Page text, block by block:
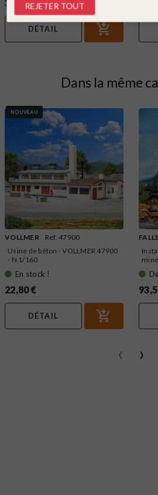
37,99 €
DÉTAIL
Dans la même
NOUVEAU
VOLLMER
Ref. 47900
Usine de béton - VOLLMER 47900
- N 1/160
En stock !
22,80 €
DÉTAIL
‹ ›
REJETER TOUT